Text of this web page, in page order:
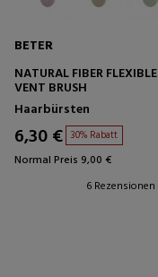
BETER
NATURAL FIBER FLEXIBLE
VENT BRUSH
Haarbürsten
6,30 € 30% Rabatt
Normal Preis 9,00 €
6 Rezensionen